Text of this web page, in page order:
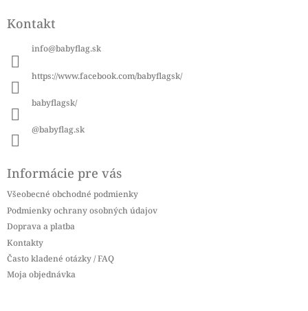
pKontakt
info@babyflag.sk
https://www.facebook.com/babyflagsk/
babyflagsk/
@babyflag.sk
Informácie pre vás
Všeobecné obchodné podmienky
Podmienky ochrany osobných údajov
Doprava a platba
Kontakty
Často kladené otázky / FAQ
Moja objednávka